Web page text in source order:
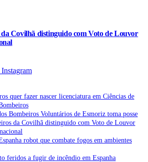
Covilhã distinguido com Voto de Louvor
Instagram
quer fazer nascer licenciatura em Ciências de
Bombeiros Voluntários de Esmoriz toma posse
da Covilhã distinguido com Voto de Louvor
robot que combate fogos em ambientes
feridos a fugir de incêndio em Espanha